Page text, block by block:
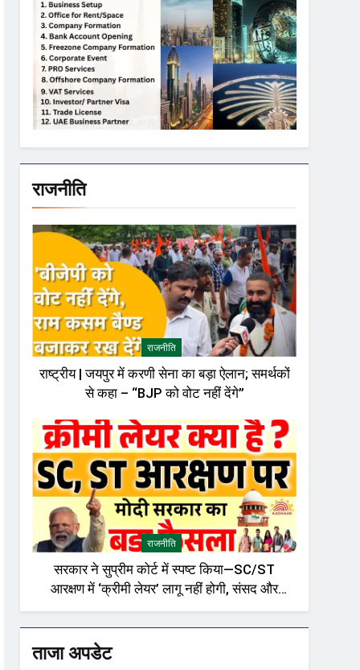
राजनीति
राजनीति
राष्ट्रीय | जयपुर में करणी सेना का बड़ा ऐलान; समर्थकों
से कहा – “BJP को वोट नहीं देंगे”
राजनीति
सरकार ने सुप्रीम कोर्ट में स्पष्ट किया—SC/ST
आरक्षण में ‘क्रीमी लेयर’ लागू नहीं होगी, संसद और
राजनीतिक गलियारों में बहस तेज़
ताजा अपडेट